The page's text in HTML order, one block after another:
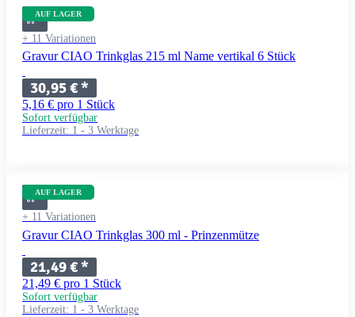
AUF LAGER
+ 11 Variationen
Gravur CIAO Trinkglas 215 ml Name vertikal 6 Stück
30,95 €*
5,16 € pro 1 Stück
Sofort verfügbar
Lieferzeit: 1 - 3 Werktage
AUF LAGER
+ 11 Variationen
Gravur CIAO Trinkglas 300 ml - Prinzenmütze
21,49 €*
21,49 € pro 1 Stück
Sofort verfügbar
Lieferzeit: 1 - 3 Werktage